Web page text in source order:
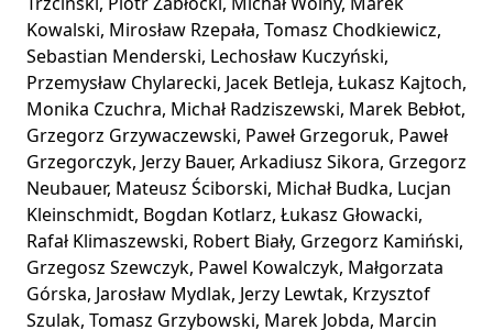
Kowalski, Mirosław Rzepała, Tomasz Chodkiewicz,
Sebastian Menderski, Lechosław Kuczyński,
Przemysław Chylarecki, Jacek Betleja, Łukasz Kajtoch,
Monika Czuchra, Michał Radziszewski, Marek Bebłot,
Grzegorz Grzywaczewski, Paweł Grzegoruk, Paweł
Grzegorczyk, Jerzy Bauer, Arkadiusz Sikora, Grzegorz
Neubauer, Mateusz Ściborski, Michał Budka, Lucjan
Kleinschmidt, Bogdan Kotlarz, Łukasz Głowacki,
Rafał Klimaszewski, Robert Biały, Grzegorz Kamiński,
Grzegosz Szewczyk, Pawel Kowalczyk, Małgorzata
Górska, Jarosław Mydlak, Jerzy Lewtak, Krzysztof
Szulak, Tomasz Grzybowski, Marek Jobda, Marcin